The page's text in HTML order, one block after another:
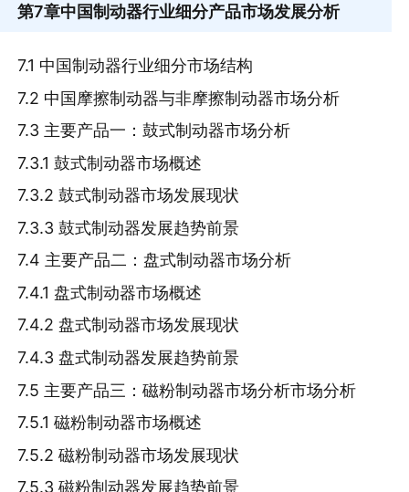
第7章中国制动器行业细分产品市场发展分析
7.1 中国制动器行业细分市场结构
7.2 中国摩擦制动器与非摩擦制动器市场分析
7.3 主要产品一：鼓式制动器市场分析
7.3.1 鼓式制动器市场概述
7.3.2 鼓式制动器市场发展现状
7.3.3 鼓式制动器发展趋势前景
7.4 主要产品二：盘式制动器市场分析
7.4.1 盘式制动器市场概述
7.4.2 盘式制动器市场发展现状
7.4.3 盘式制动器发展趋势前景
7.5 主要产品三：磁粉制动器市场分析市场分析
7.5.1 磁粉制动器市场概述
7.5.2 磁粉制动器市场发展现状
7.5.3 磁粉制动器发展趋势前景